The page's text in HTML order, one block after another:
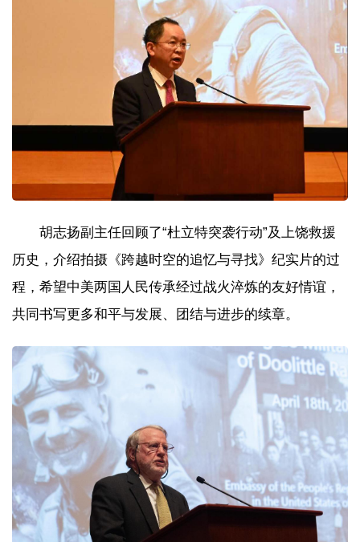
胡志扬副主任回顾了“杜立特突袭行动”及上饶救援
历史，介绍拍摄《跨越时空的追忆与寻找》纪实片的过
程，希望中美两国人民传承经过战火淬炼的友好情谊，
共同书写更多和平与发展、团结与进步的续章。